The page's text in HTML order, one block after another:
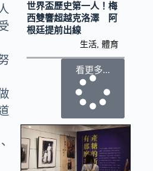
世界盃歷史第一人！梅
西雙響超越克洛澤 阿
根廷提前出線
生活 ,體育
看更多...